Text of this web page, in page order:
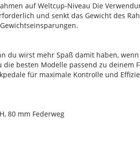
auf Weltcup-Niveau Die
und senkt das Gewicht des
du wirst mehr Spaß damit haben,
besten Modelle passend zu deinem
für maximale Kontrolle und
80 mm Federweg